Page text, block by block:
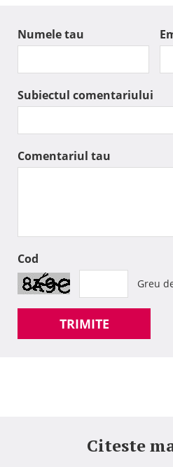
Numele tau
Subiectul comentariului
Comentariul tau
Cod
Greu
TRIMITE
Citeste